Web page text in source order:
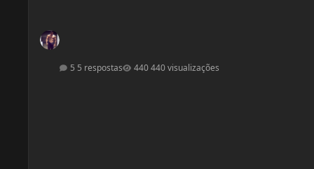
5 respostas 440 visualizações